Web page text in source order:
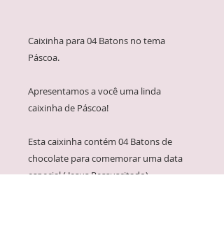
Caixinha para 04 Batons no tema
Páscoa.
Apresentamos a você uma linda
caixinha de Páscoa!
Esta caixinha contém 04 Batons de
chocolate para comemorar uma data
especial ( Jesus Ressuscitado).